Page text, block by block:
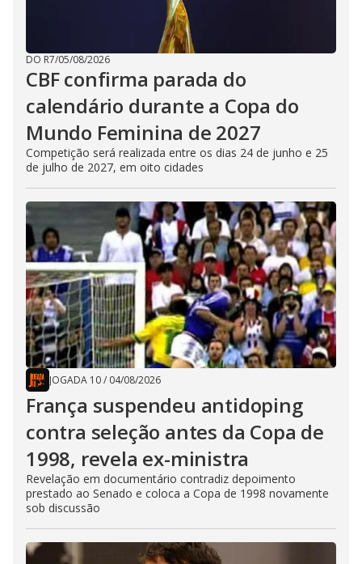
DO R7/05/08/2026
CBF confirma parada do
calendário durante a Copa do
Mundo Feminina de 2027
Competição será realizada entre os dias 24 de junho e 25
de julho de 2027, em oito cidades
JOGADA 10/ 04/08/2026
França suspendeu antidoping
contra seleção antes da Copa de
1998, revela ex-ministra
Revelação em documentário contradiz depoimento
prestado ao Senado e coloca a Copa de 1998 novamente
sob discussão